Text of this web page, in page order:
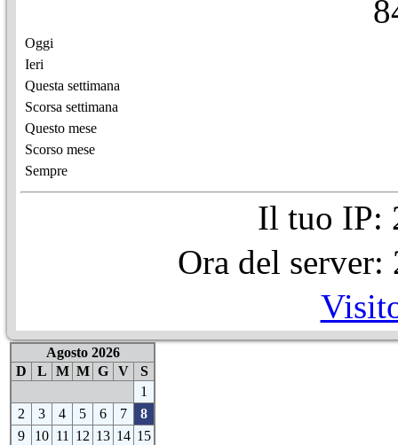
8
Oggi
Ieri
Questa settimana
Scorsa settimana
Questo mese
Scorso mese
Sempre
Il tuo IP:
Ora del
Agosto 2026
D
L M M G V
S
1
2
3 4 5 6 7
8
9
10 11 12 13 14 15